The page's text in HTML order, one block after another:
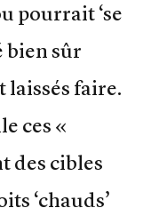
pourrait ‘se
bien sûr
laissés faire.
ces «
des cibles
‘chauds’